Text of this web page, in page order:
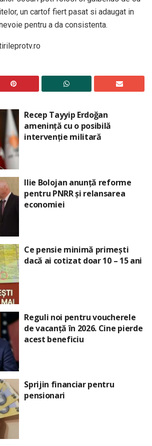
un cartof fiert pasat si adaugat in
pentru a da consistenta.
Recep Tayyip Erdoğan
amenință cu o posibilă
intervenție militară
Ilie Bolojan anunță reforme
pentru PNRR și relansarea
economiei
Ce pensie minimă primești
dacă ai cotizat doar 10 – 15 ani
Reguli noi pentru voucherele
de vacanță în 2026. Cine pierde
acest beneficiu
Sprijin financiar pentru
pensionari